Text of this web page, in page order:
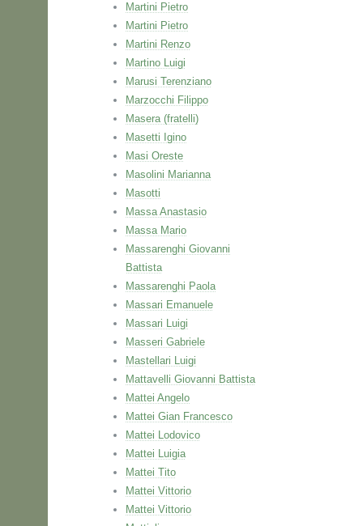
Martini Pietro
Martini Pietro
Martini Renzo
Martino Luigi
Marusi Terenziano
Marzocchi Filippo
Masera (fratelli)
Masetti Igino
Masi Oreste
Masolini Marianna
Masotti
Massa Anastasio
Massa Mario
Massarenghi Giovanni
Battista
Massarenghi Paola
Massari Emanuele
Massari Luigi
Masseri Gabriele
Mastellari Luigi
Mattavelli Giovanni Battista
Mattei Angelo
Mattei Gian Francesco
Mattei Lodovico
Mattei Luigia
Mattei Tito
Mattei Vittorio
Mattei Vittorio